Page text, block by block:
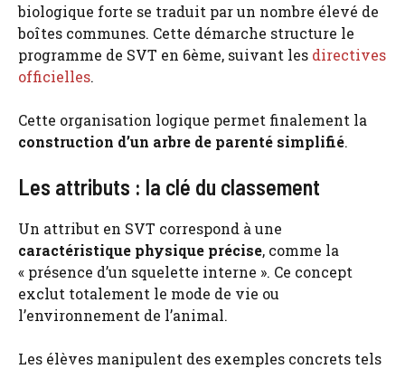
biologique forte se traduit par un nombre élevé de
boîtes communes. Cette démarche structure le
programme de SVT en 6ème, suivant les directives
officielles.
Cette organisation logique permet finalement la
construction d’un arbre de parenté simplifié.
Les attributs : la clé du classement
Un attribut en SVT correspond à une
caractéristique physique précise, comme la
« présence d’un squelette interne ». Ce concept
exclut totalement le mode de vie ou
l’environnement de l’animal.
Les élèves manipulent des exemples concrets tels